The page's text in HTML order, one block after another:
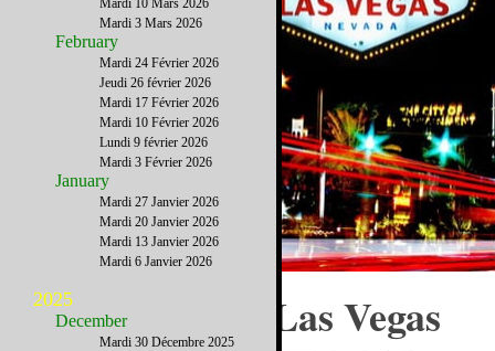
Un week-end à Las Vegas
Mardi 10 Mars 2026
Mardi 3 Mars 2026
February
Mardi 24 Février 2026
Jeudi 26 février 2026
Mardi 17 Février 2026
Mardi 10 Février 2026
Lundi 9 février 2026
Mardi 3 Février 2026
January
Mardi 27 Janvier 2026
Mardi 20 Janvier 2026
Mardi 13 Janvier 2026
Mardi 6 Janvier 2026
2025
December
Mardi 30 Décembre 2025